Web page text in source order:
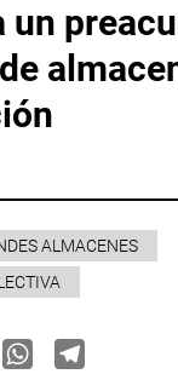
un
ALMACENES
Facebook